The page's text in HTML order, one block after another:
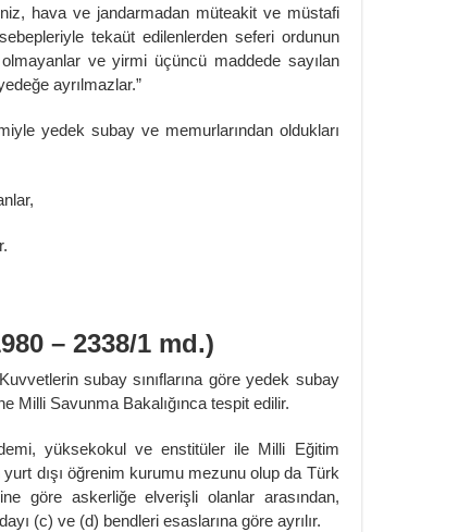
hava ve jandarmadan müteakit ve müstafi
tekaüt edilenlerden seferi ordunun
ve yirmi üçüncü maddede sayılan
ayrılmazlar.”
yedek subay ve memurlarından oldukları
– 2338/1 md.)
subay sınıflarına göre yedek subay
Milli Savunma Bakalığınca tespit edilir.
yüksekokul ve enstitüler ile Milli Eğitim
dışı öğrenim kurumu mezunu olup da Türk
göre askerliğe elverişli olanlar arasından,
(c) ve (d) bendleri esaslarına göre ayrılır.